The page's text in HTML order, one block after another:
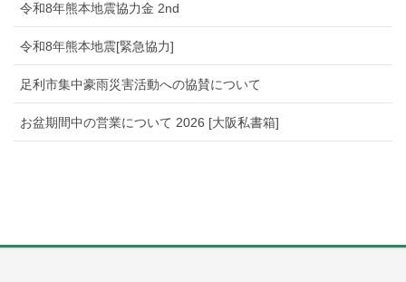
令和8年熊本地震協力金 2nd
令和8年熊本地震[緊急協力]
足利市集中豪雨災害活動への協賛について
お盆期間中の営業について 2026 [大阪私書箱]